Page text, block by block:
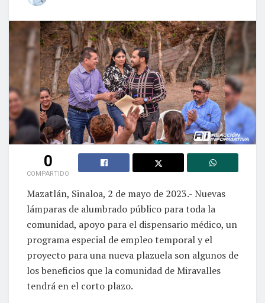
0
COMPARTIDO
Mazatlán, Sinaloa, 2 de mayo de 2023.- Nuevas
lámparas de alumbrado público para toda la
comunidad, apoyo para el dispensario médico, un
programa especial de empleo temporal y el
proyecto para una nueva plazuela son algunos de
los beneficios que la comunidad de Miravalles
tendrá en el corto plazo.